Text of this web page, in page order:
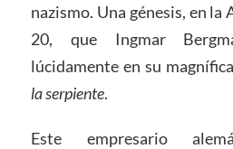
nazismo. Una génesis, en la
20, que Ingmar
lúcidamente en su
la serpiente.
Este empresario